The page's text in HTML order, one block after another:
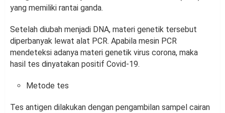
yang memiliki rantai ganda.
Setelah diubah menjadi DNA, materi genetik tersebut
diperbanyak lewat alat PCR. Apabila mesin PCR
mendeteksi adanya materi genetik virus corona, maka
hasil tes dinyatakan positif Covid-19.
Metode tes
Tes antigen dilakukan dengan pengambilan sampel cairan